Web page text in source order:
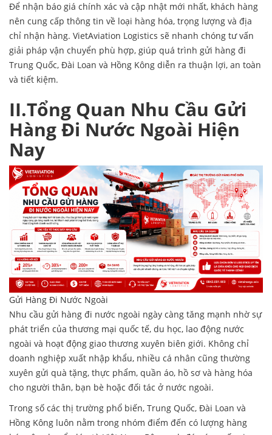
Để nhận báo giá chính xác và cập nhật mới nhất, khách hàng
nên cung cấp thông tin về loại hàng hóa, trọng lượng và địa
chỉ nhận hàng. VietAviation Logistics sẽ nhanh chóng tư vấn
giải pháp vận chuyển phù hợp, giúp quá trình gửi hàng đi
Trung Quốc, Đài Loan và Hồng Kông diễn ra thuận lợi, an toàn
và tiết kiệm.
II.Tổng Quan Nhu Cầu Gửi
Hàng Đi Nước Ngoài Hiện
Nay
Gửi Hàng Đi Nước Ngoài
Nhu cầu gửi hàng đi nước ngoài ngày càng tăng mạnh nhờ sự
phát triển của thương mại quốc tế, du học, lao động nước
ngoài và hoạt động giao thương xuyên biên giới. Không chỉ
doanh nghiệp xuất nhập khẩu, nhiều cá nhân cũng thường
xuyên gửi quà tặng, thực phẩm, quần áo, hồ sơ và hàng hóa
cho người thân, bạn bè hoặc đối tác ở nước ngoài.
Trong số các thị trường phổ biến, Trung Quốc, Đài Loan và
Hồng Kông luôn nằm trong nhóm điểm đến có lượng hàng